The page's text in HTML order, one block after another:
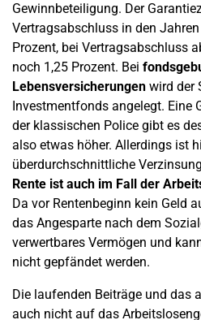
Gewinnbeteiligung. Der
Vertragsabschluss in den
Prozent, bei Vertragsabschluss
noch 1,25 Prozent. Bei
Lebensversicherungen wird der
Investmentfonds angelegt. Eine
der klassischen Police gibt es
also etwas höher. Allerdings ist
überdurchschnittliche
Rente ist auch im Fall der
Da vor Rentenbeginn kein Geld
das Angesparte nach dem
verwertbares Vermögen und
nicht gepfändet werden.
Die laufenden Beiträge und das
auch nicht auf das